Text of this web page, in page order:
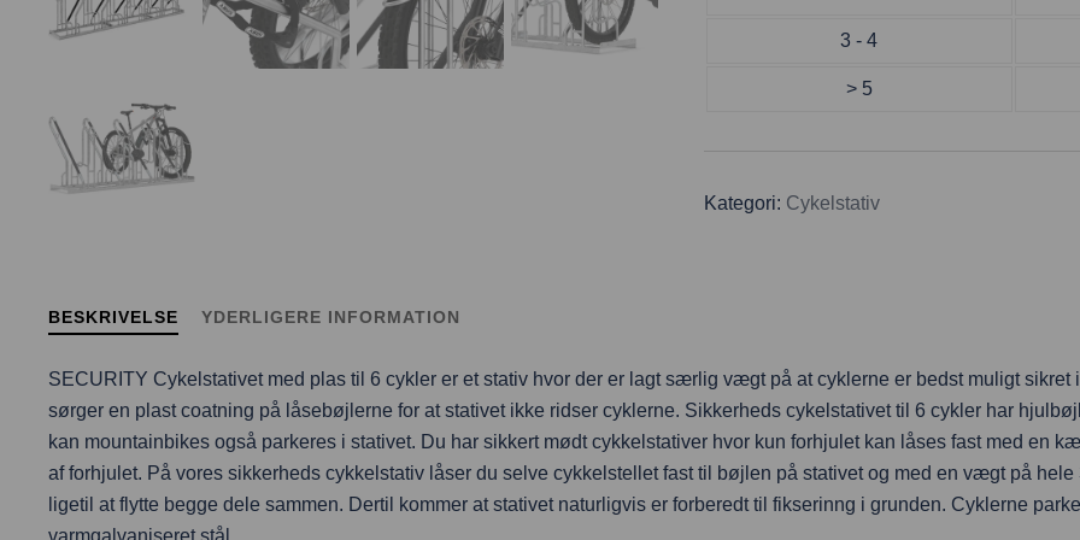
3 - 4
> 5
Kategori: Cykelstativ
BESKRIVELSE YDERLIGERE INFORMATION
SECURITY Cykelstativet med plas til 6 cykler er et stativ hvor der er lagt særlig vægt på at cyklerne er bedst muligt
sørger en plast coatning på låsebøjlerne for at stativet ikke ridser cyklerne. Sikkerheds cykelstativet til 6 cykler har
kan mountainbikes også parkeres i stativet. Du har sikkert mødt cykkelstativer hvor kun forhjulet kan låses fast med en
af forhjulet. På vores sikkerheds cykkelstativ låser du selve cykkelstellet fast til bøjlen på stativet og med en vægt på
ligetil at flytte begge dele sammen. Dertil kommer at stativet naturligvis er forberedt til fikserinng i grunden. Cyklerne